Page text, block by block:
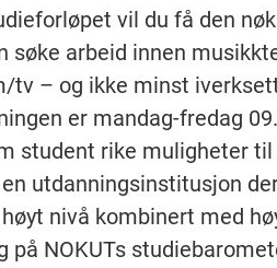
vil du få den
søke arbeid innen
tv – og ikke minst
er mandag-fredag
student rike muligheter
utdanningsinstitusjon
nivå kombinert med
på NOKUTs